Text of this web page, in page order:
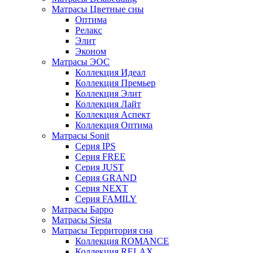
Матрасы Цветные сны
Оптима
Релакс
Элит
Эконом
Матрасы ЭОС
Коллекция Идеал
Коллекция Премьер
Коллекция Элит
Коллекция Лайт
Коллекция Аспект
Коллекция Оптима
Матрасы Sonit
Серия IPS
Серия FREE
Серия JUST
Серия GRAND
Серия NEXT
Серия FAMILY
Матрасы Барро
Матрасы Siesta
Матрасы Территория сна
Коллекция ROMANCE